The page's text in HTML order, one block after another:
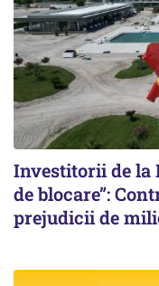
Investitorii de la
de blocare”:
prejudicii de